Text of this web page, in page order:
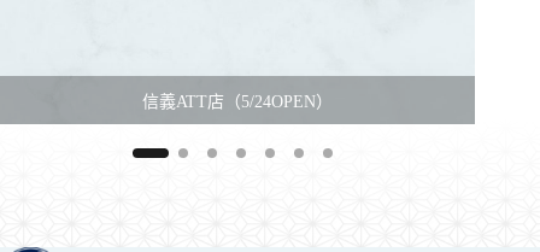
信義ATT店（5/24OPEN）